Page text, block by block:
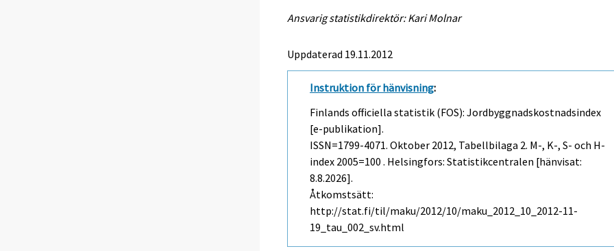
Ansvarig statistikdirektör: Kari Molnar
Uppdaterad 19.11.2012
Instruktion för hänvisning:
Finlands officiella statistik (FOS): Jordbyggnadskostnadsindex
[e-publikation].
ISSN=1799-4071.Oktober 2012, Tabellbilaga 2. M-, K-, S- och H-
index 2005=100 . Helsingfors: Statistikcentralen [hänvisat:
8.8.2026].
Åtkomstsätt:
http://stat.fi/til/maku/2012/10/maku_2012_10_2012-11-
19_tau_002_sv.html